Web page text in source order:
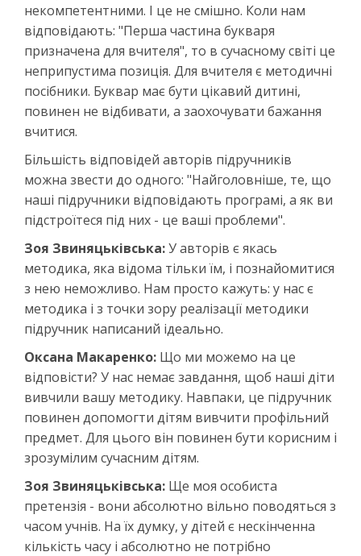
некомпетентними. І це не смішно. Коли нам
відповідають: "Перша частина букваря
призначена для вчителя", то в сучасному світі це
неприпустима позиція. Для вчителя є методичні
посібники. Буквар має бути цікавий дитині,
повинен не відбивати, а заохочувати бажання
вчитися.
Більшість відповідей авторів підручників
можна звести до одного: "Найголовніше, те, що
наші підручники відповідають програмі, а як ви
підстроїтеся під них - це ваші проблеми".
Зоя Звиняцьківська:У авторів є якась
методика, яка відома тільки їм, і познайомитися
з нею неможливо. Нам просто кажуть: у нас є
методика і з точки зору реалізації методики
підручник написаний ідеально.
Оксана Макаренко: Що ми можемо на це
відповісти? У нас немає завдання, щоб наші діти
вивчили вашу методику. Навпаки, це підручник
повинен допомогти дітям вивчити профільний
предмет. Для цього він повинен бути корисним і
зрозумілим сучасним дітям.
Зоя Звиняцьківська: Ще моя особиста
претензія - вони абсолютно вільно поводяться з
часом учнів. На їх думку, у дітей є нескінченна
кількість часу і абсолютно не потрібно